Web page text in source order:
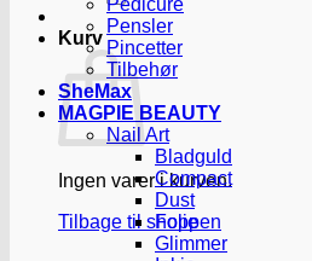
Kurv
Ingen varer i kurven.
Tilbage til shoppen
Pedicure
Pensler
Pincetter
Tilbehør
SheMax
MAGPIE BEAUTY
Nail Art
Bladguld
Compact
Dust
Folie
Glimmer